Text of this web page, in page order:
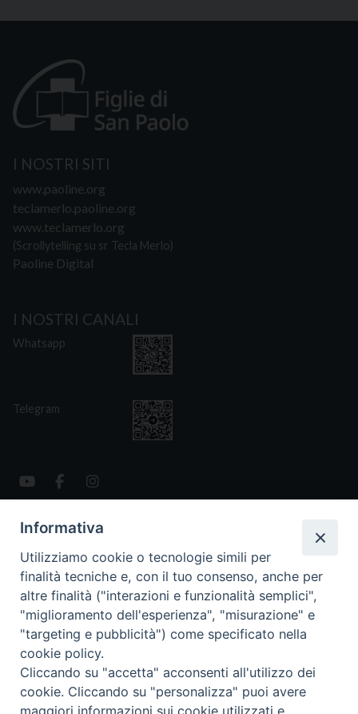
I NOSTRI SITI
www.paoline.org
teclamerlo.paoline.org
www.teclamerlo.org
(Scrollytelling su sr Tecla Merlo)
Paoline Digital
I NOSTRI CANALI
Whatsapp
Telegram
CONTATTI
Via San Giovanni Eudes 25, Roma
06. 661.30.39
fsp@paoline.org
- Privacy Policy
- Cookie Policy
- Aggiorna Preferenze Cookies
Informativa
Utilizziamo cookie o tecnologie simili per
finalità tecniche e, con il tuo consenso, anche per
altre finalità ("interazioni e funzionalità semplici",
"miglioramento dell'esperienza", "misurazione" e
"targeting e pubblicità") come specificato nella
cookie policy.
Cliccando su "accetta" acconsenti all'utilizzo dei
cookie. Cliccando su "personalizza" puoi avere